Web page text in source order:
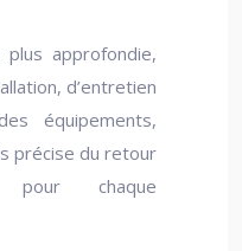
approfondie,
d’entretien
équipements,
précise du retour
pour chaque